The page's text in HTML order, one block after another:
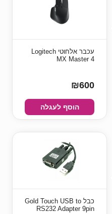
עכבר אלחוטי Logitech
MX Master 4
₪600
הוסף לעגלה
כבל Gold Touch USB to
RS232 Adapter 9pin